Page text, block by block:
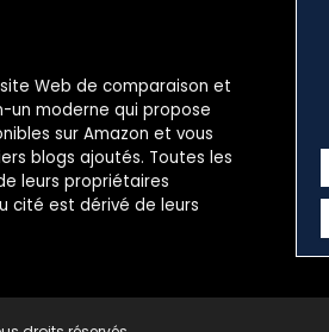
Web de comparaison et
un moderne qui propose
sur Amazon et vous
blogs ajoutés. Toutes les
leurs propriétaires
cité est dérivé de leurs